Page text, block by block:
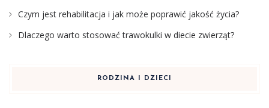
Czym jest rehabilitacja i jak może poprawić jakość życia?
Dlaczego warto stosować trawokulki w diecie zwierząt?
RODZINA I DZIECI